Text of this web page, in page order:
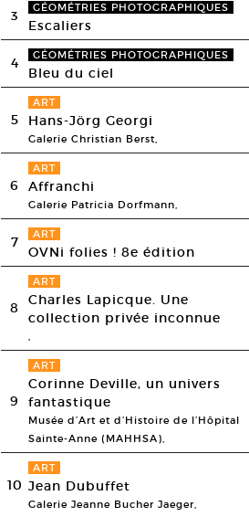
3 GÉOMÉTRIES PHOTOGRAPHIQUES
Escaliers
4 GÉOMÉTRIES PHOTOGRAPHIQUES
Bleu du ciel
5
ART
Hans-Jörg Georgi
Galerie Christian Berst,
6
ART
Affranchi
Galerie Patricia Dorfmann,
7 ART
OVNi folies ! 8e édition
8
ART
Charles Lapicque. Une
collection privée inconnue
,
9
ART
Corinne Deville, un univers
fantastique
Musée d’Art et d’Histoire de l’Hôpital
Sainte-Anne (MAHHSA),
10
ART
Jean Dubuffet
Galerie Jeanne Bucher Jaeger,